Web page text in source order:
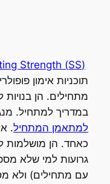
(SS) Starting Strength
תוכניות אימון
מתחילים. הן
במדריך למתחיל.
למתאמן המתחיל.
כאחד. הן מושלמות
גרועות למי שלא
עם מתחילים) ולא